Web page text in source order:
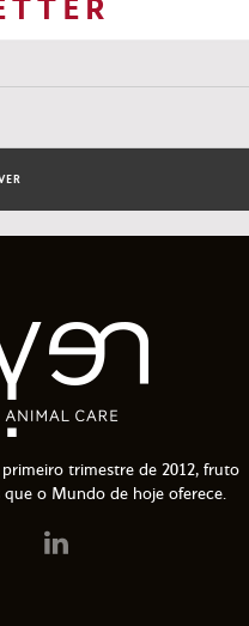
trimestre de 2012, fruto
o Mundo de hoje oferece.